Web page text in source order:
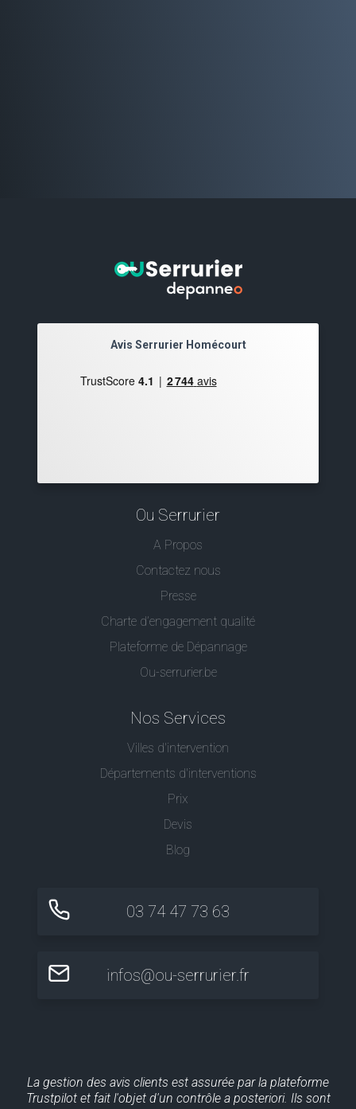
Avis Serrurier Homécourt
Ou Serrurier
A Propos
Contactez nous
Presse
Charte d’engagement qualité
Plateforme de Dépannage
Ou-serrurier.be
Nos Services
Villes d'intervention
Départements d'interventions
Prix
Devis
Blog
03 74 47 73 63
infos@ou-serrurier.fr
La gestion des avis clients est assurée par la plateforme
Trustpilot et fait l'objet d'un contrôle a posteriori. Ils sont